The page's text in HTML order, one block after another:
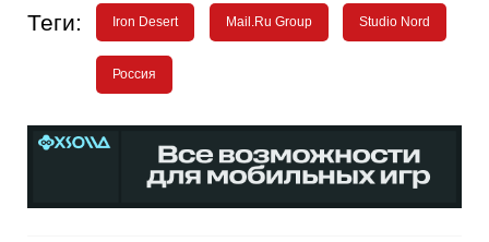
Теги: Iron Desert Mail.Ru Group Studio Nord
Россия